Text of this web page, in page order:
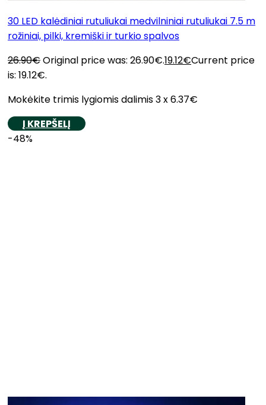
30 LED kalėdiniai rutuliukai medvilniniai rutuliukai 7.5 m
rožiniai, pilki, kremiški ir turkio spalvos
26.90€Original price was: 26.90€.19.12€Current price
is: 19.12€.
Mokėkite trimis lygiomis dalimis 3 x 6.37€
Į KREPŠELĮ
-48%